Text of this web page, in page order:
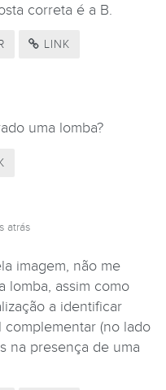
correta é a B.
LINK
uma lomba?
atrás
imagem, não me
lomba, assim como
a identificar
complementar (no lado
na presença de uma